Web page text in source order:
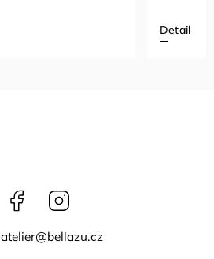
Detail
Facebook
atelier@bellazu.cz